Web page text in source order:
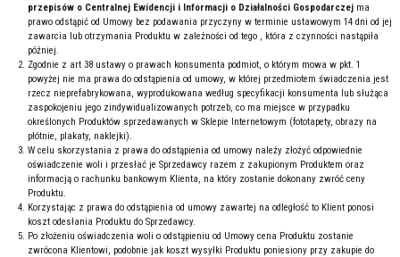
przepisów o Centralnej Ewidencji i Informacji o Działalności Gospodarczejma
prawo odstąpić od Umowy bez podawania przyczyny w terminie ustawowym 14 dni od jej
zawarcia lub otrzymania Produktu w zależności od tego , która z czynności nastąpiła
później.
Zgodnie z art 38 ustawy o prawach konsumenta podmiot, o którym mowa w pkt. 1
powyżej nie ma prawa do odstąpienia od umowy, w której przedmiotem świadczenia jest
rzecz nieprefabrykowana, wyprodukowana według specyfikacji konsumenta lub służąca
zaspokojeniu jego zindywidualizowanych potrzeb, co ma miejsce w przypadku
określonych Produktów sprzedawanych w Sklepie Internetowym (fototapety, obrazy na
płótnie, plakaty, naklejki).
W celu skorzystania z prawa do odstąpienia od umowy należy złożyć odpowiednie
oświadczenie woli i przesłać je Sprzedawcy razem z zakupionym Produktem oraz
informacją o rachunku bankowym Klienta, na który zostanie dokonany zwróć ceny
Produktu.
Korzystając z prawa do odstąpienia od umowy zawartej na odległość to Klient ponosi
koszt odesłania Produktu do Sprzedawcy.
Po złożeniu oświadczenia woli o odstąpieniu od Umowy cena Produktu zostanie
zwrócona Klientowi, podobnie jak koszt wysyłki Produktu poniesiony przy zakupie do